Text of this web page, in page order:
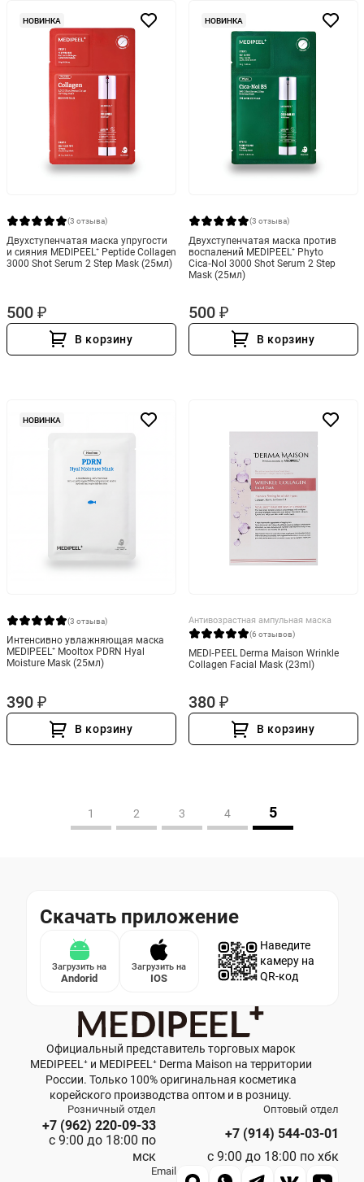
НОВИНКА
(3 отзыва)
Двухступенчатая маска упругости
и сияния MEDIPEEL⁺ Peptide Collagen
3000 Shot Serum 2 Step Mask (25мл)
500 ₽
В корзину
НОВИНКА
(3 отзыва)
Двухступенчатая маска против
воспалений MEDIPEEL⁺ Phyto
Cica‑Nol 3000 Shot Serum 2 Step
Mask (25мл)
500 ₽
В корзину
НОВИНКА
(3 отзыва)
Интенсивно увлажняющая маска
MEDIPEEL⁺ Mooltox PDRN Hyal
Moisture Mask (25мл)
390 ₽
В корзину
Антивозрастная ампульная маска
(6 отзывов)
MEDI‑PEEL Derma Maison Wrinkle
Collagen Facial Mask (23ml)
380 ₽
В корзину
1 2 3 4 5
Скачать приложение
Загрузить на
Andorid
Загрузить на
IOS
Наведите
камеру на
QR-код
Официальный представитель торговых марок
MEDIPEEL⁺ и MEDIPEEL⁺ Derma Maison на территории
России. Только 100% оригинальная косметика
корейского производства оптом и в розницу.
Розничный отдел
+7 (962) 220-09-33
с 9:00 до 18:00 по
мск
Оптовый отдел
+7 (914) 544-03-01
с 9:00 до 18:00 по хбк
Email